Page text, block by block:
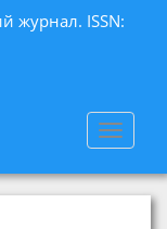
журнал. ISSN:
Toggle